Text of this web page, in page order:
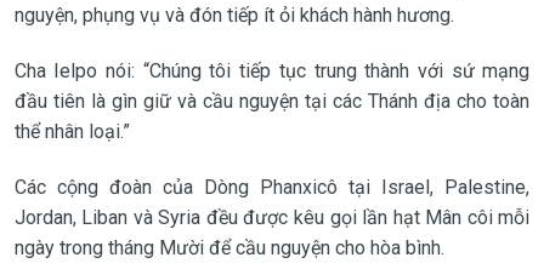
nguyện, phụng vụ và đón tiếp ít ỏi khách hành hương.
Cha Ielpo nói: “Chúng tôi tiếp tục trung thành với sứ mạng
đầu tiên là gìn giữ và cầu nguyện tại các Thánh địa cho toàn
thể nhân loại.”
Các cộng đoàn của Dòng Phanxicô tại Israel, Palestine,
Jordan, Liban và Syria đều được kêu gọi lần hạt Mân côi mỗi
ngày trong tháng Mười để cầu nguyện cho hòa bình.